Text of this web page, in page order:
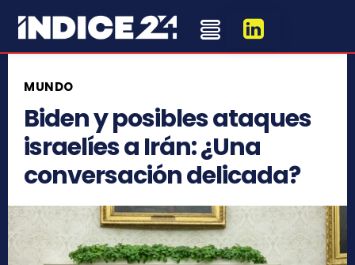
MUNDO
Biden y posibles ataques
israelíes a Irán: ¿Una
conversación delicada?